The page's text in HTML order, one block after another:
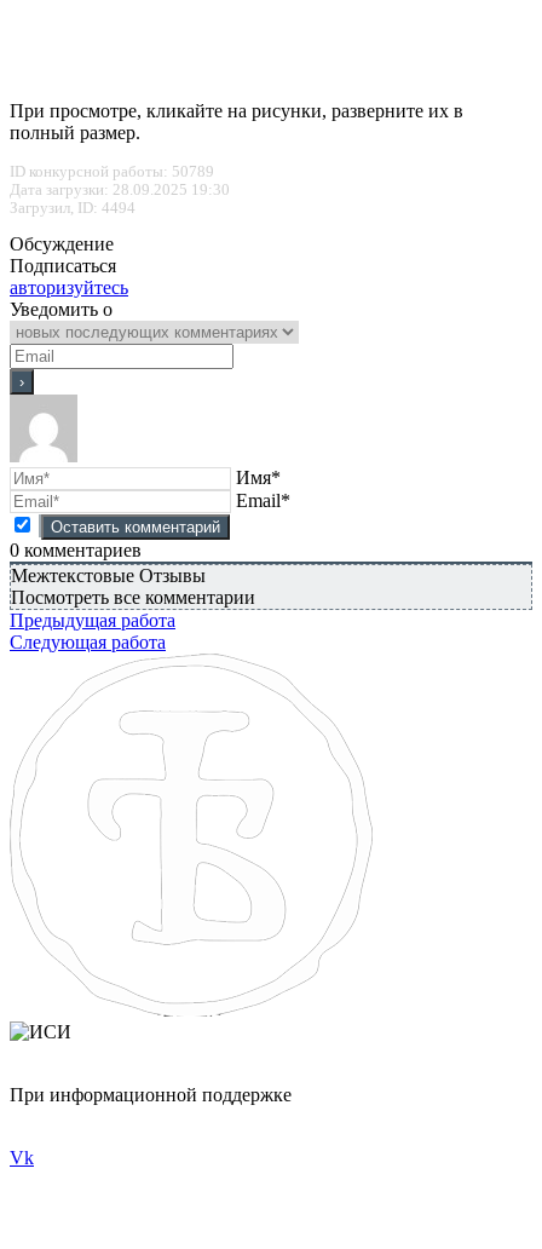
При просмотре, кликайте на рисунки, разверните их в
полный размер.
ID конкурсной работы: 50789
Дата загрузки: 28.09.2025 19:30
Загрузил, ID: 4494
Обсуждение
Подписаться
авторизуйтесь
Уведомить о
Имя*
Email*
0 комментариев
Межтекстовые Отзывы
Посмотреть все комментарии
Предыдущая работа
Следующая работа
При информационной поддержке
Vk